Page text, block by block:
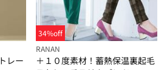
レー
34%off
RANAN
＋１０度素材！蓄熱保温裏起毛